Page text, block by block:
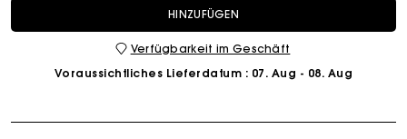
HINZUFÜGEN
Verfügbarkeit im Geschäft
Voraussichtliches Lieferdatum : 07. Aug - 08. Aug